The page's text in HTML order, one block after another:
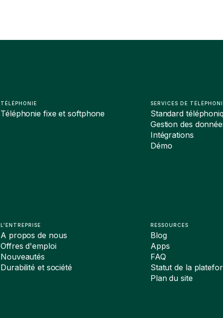
TÉLÉPHONIE
Téléphonie fixe et softphone
L'ENTREPRISE
A propos de nous
Offres d'emploi
Nouveautés
Durabilité et société
SERVICES DE
Standard
Gestion des
Intégrations
Démo
RESSOURCES
Blog
Apps
FAQ
Statut de la
Plan du site